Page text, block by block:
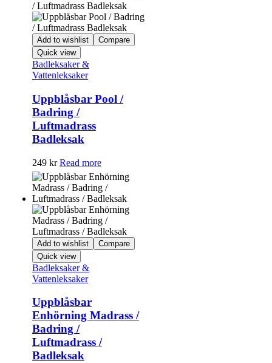
Add to wishlist
Compare
Quick view
Badleksaker &
Vattenleksaker
Uppblåsbar Pool /
Badring /
Luftmadrass
Badleksak
249 kr Read more
Add to wishlist
Compare
Quick view
Badleksaker &
Vattenleksaker
Uppblåsbar
Enhörning Madrass /
Badring /
Luftmadrass /
Badleksak